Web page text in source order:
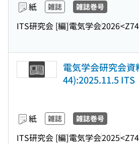
紙 雑誌 雑誌巻号
ITS研究会 [編]電気学会2026
電気学会研究会資
44):2025.11.5 ITS
紙 雑誌 雑誌巻号
ITS研究会 [編]電気学会2025